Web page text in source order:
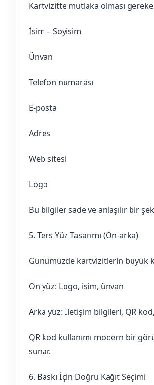
Kartvizitte mutlaka olması
İsim – Soyisim
Ünvan
Telefon numarası
E-posta
Adres
Web sitesi
Logo
Bu bilgiler sade ve anlaşılır bir
5. Ters Yüz Tasarımı (Ön-arka)
Günümüzde kartvizitlerin büyük
Ön yüz: Logo, isim, ünvan
Arka yüz: İletişim bilgileri, QR
QR kod kullanımı modern bir
sunar.
6. Baskı İçin Doğru Kağıt Seçimi